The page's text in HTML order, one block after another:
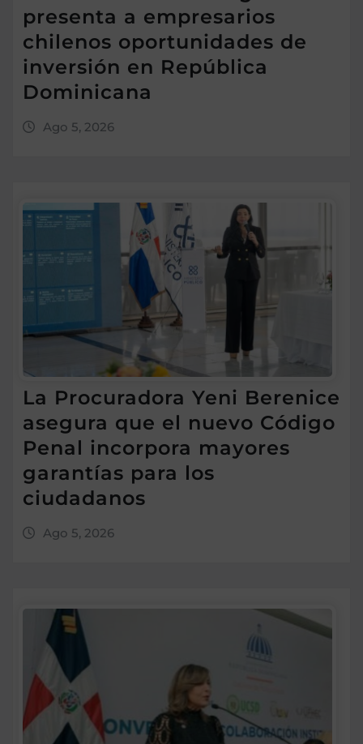
presenta a empresarios
chilenos oportunidades de
inversión en República
Dominicana
Ago 5, 2026
La Procuradora Yeni Berenice
asegura que el nuevo Código
Penal incorpora mayores
garantías para los
ciudadanos
Ago 5, 2026